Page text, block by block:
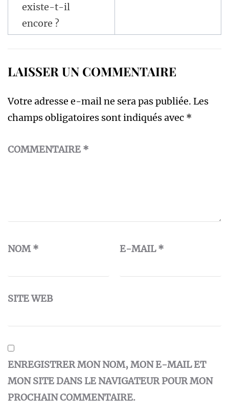
existe-t-il
encore ?
LAISSER UN COMMENTAIRE
Votre adresse e-mail ne sera pas publiée. Les
champs obligatoires sont indiqués avec *
COMMENTAIRE *
NOM* E-MAIL*
SITE WEB
ENREGISTRER MON NOM, MON E-MAIL ET
MON SITE DANS LE NAVIGATEUR POUR MON
PROCHAIN COMMENTAIRE.